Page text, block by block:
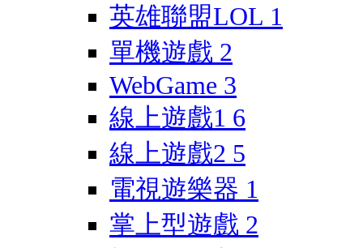
英雄聯盟LOL 1
單機遊戲 2
WebGame 3
線上遊戲1 6
線上遊戲2 5
電視遊樂器 1
掌上型遊戲 2